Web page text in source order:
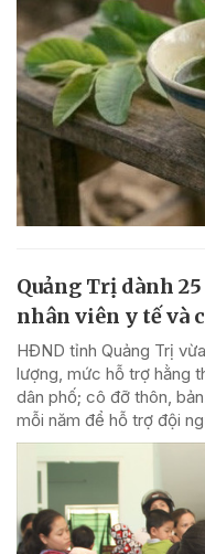
Quảng Trị dành
nhân viên y tế và
HĐND tỉnh Quảng Trị
lượng, mức hỗ trợ hằng
dân phố; cô đỡ thôn,
mỗi năm để hỗ trợ đội